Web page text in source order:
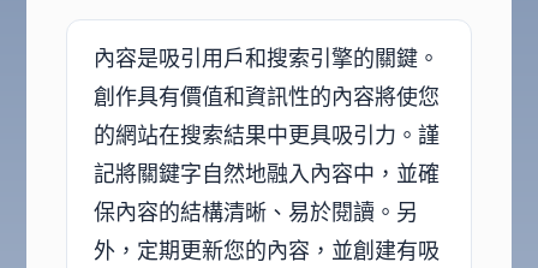
內容是吸引用戶和搜索引擎的關鍵。
創作具有價值和資訊性的內容將使您
的網站在搜索結果中更具吸引力。謹
記將關鍵字自然地融入內容中，並確
保內容的結構清晰、易於閱讀。另
外，定期更新您的內容，並創建有吸